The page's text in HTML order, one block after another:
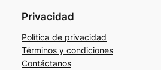
Privacidad
Política de privacidad
Términos y condiciones
Contáctanos